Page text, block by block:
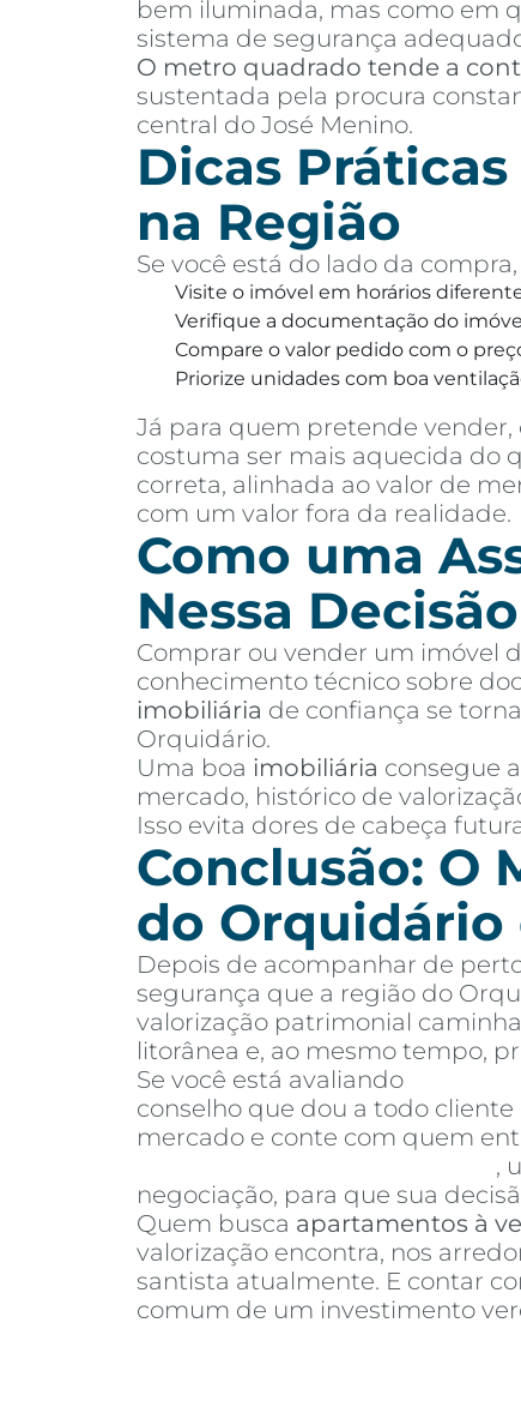
bem iluminada, mas como em
sistema de segurança
O metro quadrado tende a
sustentada pela procura
central do José Menino.
Dicas
na Região
Se você está do lado da
Visite o imóvel em horários
Verifique a documentação do
Compare o valor pedido com o
Priorize unidades com boa
Já para quem pretende
costuma ser mais aquecida do
correta, alinhada ao valor de
com um valor fora da realidade.
Como uma
Nessa Decisão
Comprar ou vender um imóvel
conhecimento técnico sobre
imobiliária de confiança se
Orquidário.
Uma boa imobiliária consegue
mercado, histórico de
Isso evita dores de cabeça
Conclusão: O
do Orquidário
Depois de acompanhar de
segurança que a região do
valorização patrimonial
litorânea e, ao mesmo tempo,
Se você está avaliando
conselho que dou a todo
mercado e conte com quem
,
negociação, para que sua
Quem busca apartamentos à
valorização encontra, nos
santista atualmente. E contar
comum de um investimento